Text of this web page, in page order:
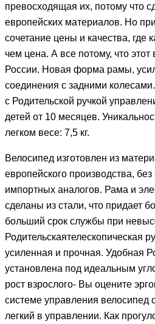
превосходящая их, потому что
европейских материалов. Но
сочетание цены и качества, где
чем цена. А все потому, что этот
России. Новая форма рамы,
соединения с задними
с Родительской ручкой
детей от 10 месяцев.
легком весе: 7,5 кг.
Велосипед изготовлен из
европейского производства,
импортных аналогов. Рама и
сделаны из стали, что придает
больший срок службы при
Родительскаятелескопическая
усиленная и прочная. Удобная
установлена под идеальным
рост взрослого- Вы оцените
системе управления велосипед
легкий в управлении. Как